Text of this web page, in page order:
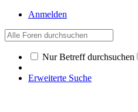
Anmelden
Nur Betreff durchsuchen
Erweiterte Suche